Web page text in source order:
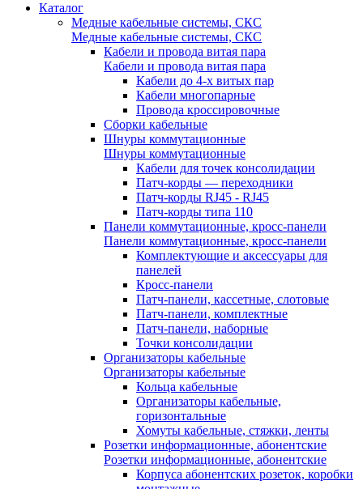
Каталог
Медные кабельные системы, СКС
Медные кабельные системы, СКС
Кабели и провода витая пара
Кабели и провода витая пара
Кабели до 4-х витых пар
Кабели многопарные
Провода кроссировочные
Сборки кабельные
Шнуры коммутационные
Шнуры коммутационные
Кабели для точек консолидации
Патч-корды — переходники
Патч-корды RJ45 - RJ45
Патч-корды типа 110
Панели коммутационные, кросс-панели
Панели коммутационные, кросс-панели
Комплектующие и аксессуары для
панелей
Кросс-панели
Патч-панели, кассетные, слотовые
Патч-панели, комплектные
Патч-панели, наборные
Точки консолидации
Организаторы кабельные
Организаторы кабельные
Кольца кабельные
Организаторы кабельные,
горизонтальные
Хомуты кабельные, стяжки, ленты
Розетки информационные, абонентские
Розетки информационные, абонентские
Корпуса абонентских розеток, коробки